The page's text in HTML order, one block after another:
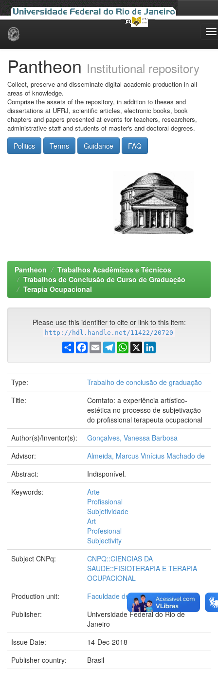
Skip
Pantheon Institutional repository
Collect, preserve and disseminate digital academic production in all
areas of knowledge.
Comprise the assets of the repository, in addition to theses and
dissertations at UFRJ, scientific articles, electronic books, book
chapters and papers presented at events for teachers, researchers,
administrative staff and students of master's and doctoral degrees.
Politics Terms Guidance FAQ
Pantheon
Trabalhos Acadêmicos e Técnicos
Trabalhos de Conclusão de Curso de Graduação
Terapia Ocupacional
Please use this identifier to cite or link to this item:
http://hdl.handle.net/11422/20720
ShareFacebook
EmailTelegramWhatsApp
X
Type:
Trabalho de conclusão de graduação
Title:
Comtato: a experiência artístico-
estética no processo de subjetivação
do profissional terapeuta ocupacional
Author(s)/Inventor(s):
Gonçalves, Vanessa Barbosa
Advisor:
Almeida, Marcus Vinícius Machado de
Abstract:
Indisponível.
Keywords:
Arte
Profissional
Subjetividade
Art
Profesional
Subjectivity
Subject CNPq:
CNPQ::CIENCIAS DA
SAUDE::FISIOTERAPIA E TERAPIA
OCUPACIONAL
Production unit:
Faculdade de Medicina
Publisher:
Universidade Federal do Rio de
Janeiro
Issue Date:
14-Dec-2018
Publisher country:
Brasil